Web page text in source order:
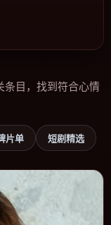
休闲观影或类型片补
条目，找到符合心情
片单 短剧精选